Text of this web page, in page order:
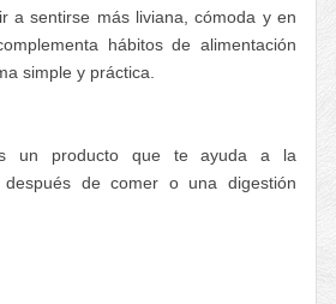
a sentirse más liviana, cómoda y en
hábitos de alimentación
simple y práctica.
un producto que te ayuda a la
después de comer o una digestión